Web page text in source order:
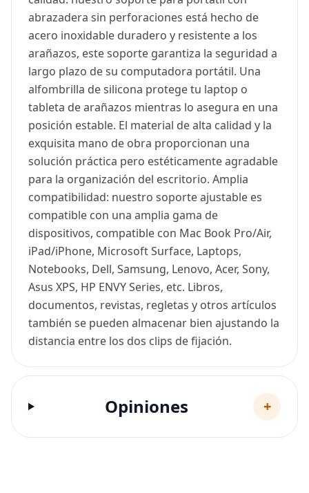
abrazadera sin perforaciones está hecho de
acero inoxidable duradero y resistente a los
arañazos, este soporte garantiza la seguridad a
largo plazo de su computadora portátil. Una
alfombrilla de silicona protege tu laptop o
tableta de arañazos mientras lo asegura en una
posición estable. El material de alta calidad y la
exquisita mano de obra proporcionan una
solución práctica pero estéticamente agradable
para la organización del escritorio. Amplia
compatibilidad: nuestro soporte ajustable es
compatible con una amplia gama de
dispositivos, compatible con Mac Book Pro/Air,
iPad/iPhone, Microsoft Surface, Laptops,
Notebooks, Dell, Samsung, Lenovo, Acer, Sony,
Asus XPS, HP ENVY Series, etc. Libros,
documentos, revistas, regletas y otros artículos
también se pueden almacenar bien ajustando la
distancia entre los dos clips de fijación.
Opiniones +